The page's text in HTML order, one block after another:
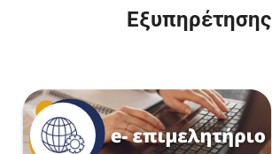
Εξυπηρέτησης